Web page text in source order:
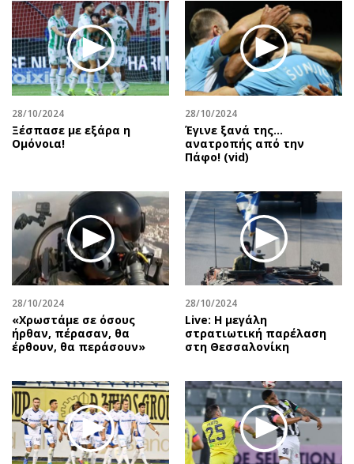
28/10/2024
Ξέσπασε με εξάρα η
Ομόνοια!
28/10/2024
Έγινε ξανά της…
ανατροπής από την
Πάφο! (vid)
28/10/2024
«Χρωστάμε σε όσους
ήρθαν, πέρασαν, θα
έρθουν, θα περάσουν»
28/10/2024
Live: Η μεγάλη
στρατιωτική παρέλαση
στη Θεσσαλονίκη